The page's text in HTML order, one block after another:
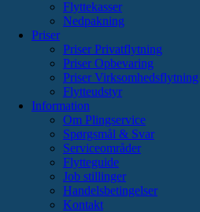
Flyttekasser
Nedpakning
Priser
Priser Privatflytning
Priser Opbevaring
Priser Virksomhedsflytning
Flytteudstyr
Information
Om Plingservice
Spørgsmål & Svar
Serviceområder
Flytteguide
Job stillinger
Handelsbetingelser
Kontakt